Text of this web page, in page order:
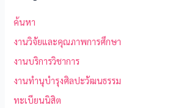
ค้นหา
งานวิจัยและคุณภาพการศึกษา
งานบริการวิชาการ
งานทำนุบำรุงศิลปะวัฒนธรรม
ทะเบียนนิสิต